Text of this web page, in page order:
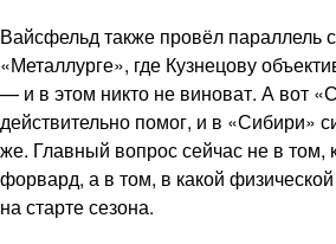
Вайсфельд также провёл параллель
«Металлурге», где Кузнецову
— и в этом никто не виноват. А вот
действительно помог, и в «Сибири»
же. Главный вопрос сейчас не в том,
форвард, а в том, в какой
на старте сезона.